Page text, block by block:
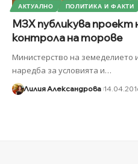
АКТУАЛНО ПОЛИТИКА И ФАКТИ
МЗХ публикува проект
контрола на торове
Министерство на земеделието
наредба за условията и…
Лилия Александрова